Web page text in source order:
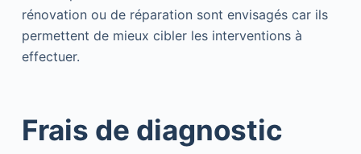
rénovation ou de réparation sont envisagés car ils
permettent de mieux cibler les interventions à
effectuer.
Frais de diagnostic